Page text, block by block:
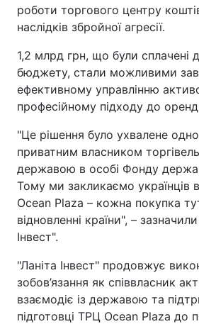
роботи торгового центру
наслідків збройної агресії.
1,2 млрд грн, що були сплачені
бюджету, стали можливими
ефективному управлінню
професійному підходу до
"Це рішення було ухвалене
приватним власником
державою в особі Фонду
Тому ми закликаємо українців
Ocean Plaza – кожна покупка
відновленні країни", –
Інвест".
"Ланіта Інвест" продовжує
зобов’язання як співвласник
взаємодіє із державою та
підготовці ТРЦ Ocean Plaza до